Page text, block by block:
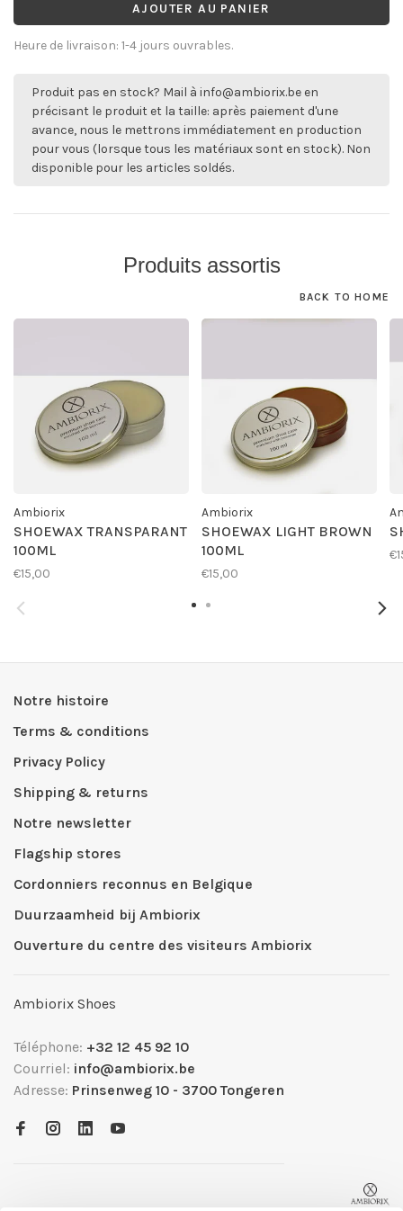
AJOUTER AU PANIER
Heure de livraison: 1-4 jours ouvrables.
Produit pas en stock? Mail à info@ambiorix.be en
précisant le produit et la taille: après paiement d'une
avance, nous le mettrons immédiatement en production
pour vous (lorsque tous les matériaux sont en stock). Non
disponible pour les articles soldés.
Produits assortis
BACK TO HOME
Ambiorix
SHOEWAX TRANSPARANT
100ML
€15,00
Ambiorix
SHOEWAX LIGHT BROWN
100ML
€15,00
Notre histoire
Terms & conditions
Privacy Policy
Shipping & returns
Notre newsletter
Flagship stores
Cordonniers reconnus en Belgique
Duurzaamheid bij Ambiorix
Ouverture du centre des visiteurs Ambiorix
Ambiorix Shoes
Téléphone: +32 12 45 92 10
Courriel: info@ambiorix.be
Adresse: Prinsenweg 10 - 3700 Tongeren